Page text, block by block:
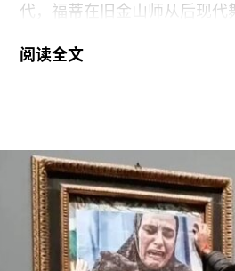
代，福蒂在旧金山师从后现代
品系列“舞蹈构造”（Dance
顿（Steve Paxton）产生了深
同创立了贾德森舞蹈剧院（
Theater），其成员在此后十
发展轨迹。多年后，帕克斯顿
进的作品，就像一颗投入平
阅读全文